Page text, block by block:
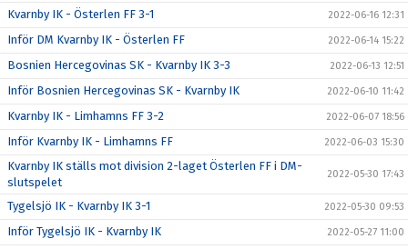
Kvarnby IK - Österlen FF 3-1 2022-06-16 12:31
Inför DM Kvarnby IK - Österlen FF 2022-06-14 15:22
Bosnien Hercegovinas SK - Kvarnby IK 3-3 2022-06-13 12:51
Inför Bosnien Hercegovinas SK - Kvarnby IK 2022-06-10 11:42
Kvarnby IK - Limhamns FF 3-2 2022-06-07 18:56
Inför Kvarnby IK - Limhamns FF 2022-06-03 15:30
Kvarnby IK ställs mot division 2-laget Österlen FF i DM-
slutspelet
2022-05-30 17:43
Tygelsjö IK - Kvarnby IK 3-1 2022-05-30 09:53
Inför Tygelsjö IK - Kvarnby IK 2022-05-27 11:00